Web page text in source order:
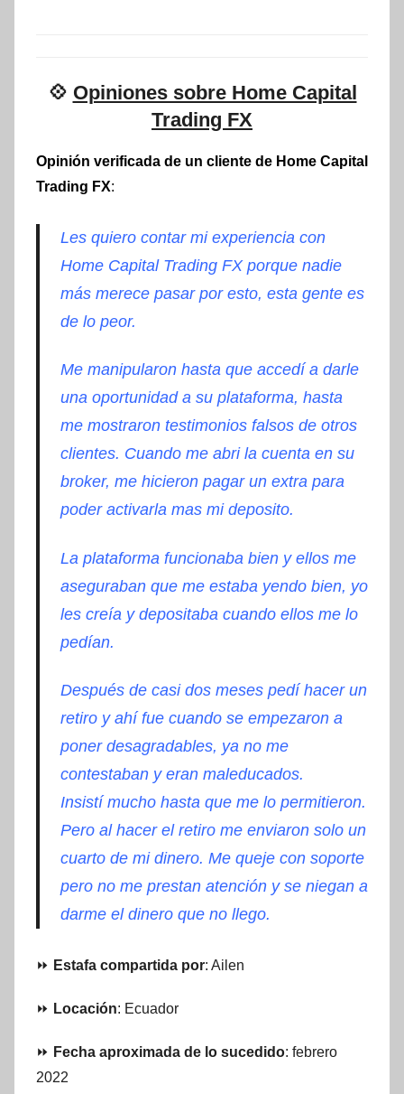
💠 Opiniones sobre Home Capital
Trading FX
Opinión verificada de un cliente de Home Capital
Trading FX:
Les quiero contar mi experiencia con
Home Capital Trading FX porque nadie
más merece pasar por esto, esta gente es
de lo peor.
Me manipularon hasta que accedí a darle
una oportunidad a su plataforma, hasta
me mostraron testimonios falsos de otros
clientes. Cuando me abri la cuenta en su
broker, me hicieron pagar un extra para
poder activarla mas mi deposito.
La plataforma funcionaba bien y ellos me
aseguraban que me estaba yendo bien, yo
les creía y depositaba cuando ellos me lo
pedían.
Después de casi dos meses pedí hacer un
retiro y ahí fue cuando se empezaron a
poner desagradables, ya no me
contestaban y eran maleducados.
Insistí mucho hasta que me lo permitieron.
Pero al hacer el retiro me enviaron solo un
cuarto de mi dinero. Me queje con soporte
pero no me prestan atención y se niegan a
darme el dinero que no llego.
⏩ Estafa compartida por: Ailen
⏩ Locación: Ecuador
⏩ Fecha aproximada de lo sucedido: febrero
2022